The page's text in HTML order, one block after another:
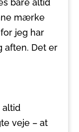
bare altid
mærke
jeg har
aften. Det er
altid
veje – at